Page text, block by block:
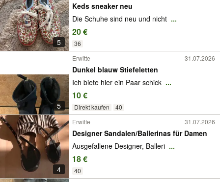
5
Keds sneaker neu
Die Schuhe sind neu und nicht ...
20 €
36
5
Erwitte 31.07.2026
Dunkel blauw Stiefeletten
Ich biete hier ein Paar schick ...
10 €
Direkt kaufen 40
4
Erwitte 31.07.2026
Designer Sandalen/Ballerinas für Damen
Ausgefallene Designer, Balleri ...
18 €
40